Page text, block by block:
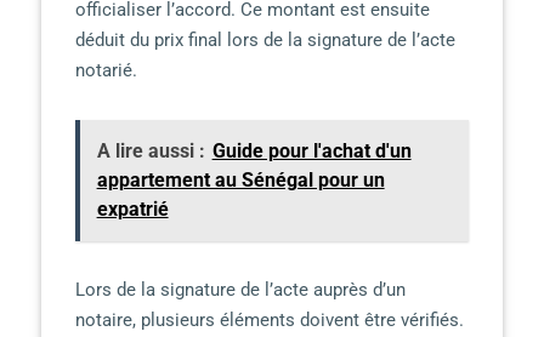
officialiser l’accord. Ce montant est ensuite
déduit du prix final lors de la signature de l’acte
notarié.
A lire aussi : Guide pour l'achat d'un
appartement au Sénégal pour un
expatrié
Lors de la signature de l’acte auprès d’un
notaire, plusieurs éléments doivent être vérifiés.